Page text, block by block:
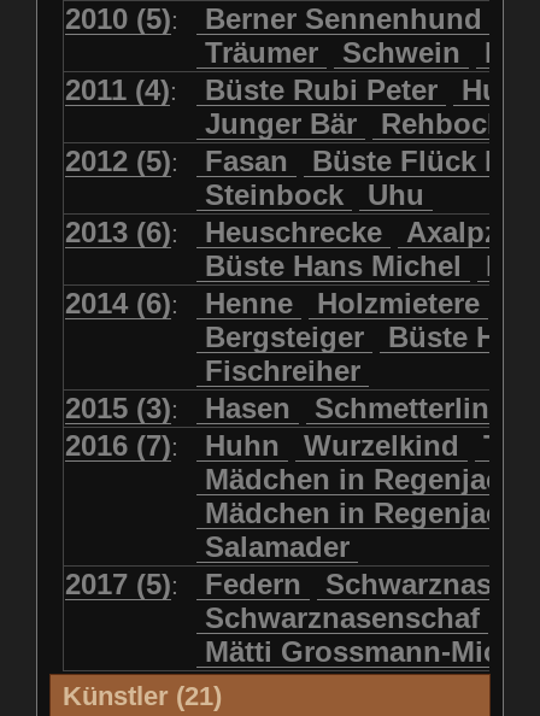
2010 (5): Berner Sennenhund
Träumer
Schwein
2011 (4): Büste Rubi Peter
Junger Bär
2012 (5): Fasan
Büste Flück
Steinbock
Uhu
2013 (6): Heuschrecke
Büste Hans Michel
2014 (6): Henne Holzmietere
Bergsteiger
Büste HP
Fischreiher
2015 (3): Hasen Schmetterlinge
2016 (7): Huhn Wurzelkind
Mädchen in
Mädchen in Regenjacke
Salamader
2017 (5): Federn
Schwarznasenschaf
Mätti Grossmann-
Künstler (21)